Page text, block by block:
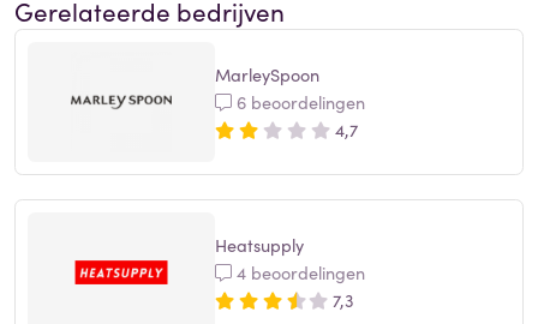
Gerelateerde bedrijven
MarleySpoon
6 beoordelingen
4,7
Heatsupply
4 beoordelingen
7,3